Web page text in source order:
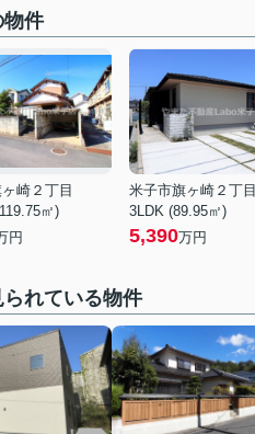
物件
崎２丁目
㎡)
円
米子市旗ヶ崎２丁目
3LDK (89.95㎡)
5,390万円
られている物件